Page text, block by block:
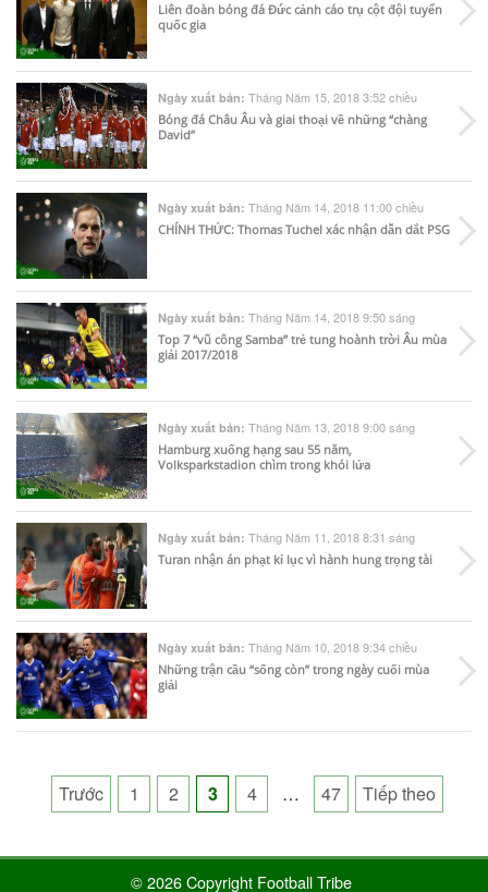
Liên đoàn bóng đá Đức cảnh cáo trụ cột đội tuyển
quốc gia
Ngày xuất bản: Tháng Năm 15, 2018 3:52 chiều
Bóng đá Châu Âu và giai thoại về những “chàng
David”
Ngày xuất bản: Tháng Năm 14, 2018 11:00 chiều
CHÍNH THỨC: Thomas Tuchel xác nhận dẫn dắt PSG
Ngày xuất bản: Tháng Năm 14, 2018 9:50 sáng
Top 7 “vũ công Samba” trẻ tung hoành trời Âu mùa
giải 2017/2018
Ngày xuất bản: Tháng Năm 13, 2018 9:00 sáng
Hamburg xuống hạng sau 55 năm,
Volksparkstadion chìm trong khói lửa
Ngày xuất bản: Tháng Năm 11, 2018 8:31 sáng
Turan nhận án phạt kỉ lục vì hành hung trọng tài
Ngày xuất bản: Tháng Năm 10, 2018 9:34 chiều
Những trận cầu “sống còn” trong ngày cuối mùa
giải
Posts
pagination
Trước 1 2 3 4 … 47 Tiếp theo
© 2026 Copyright Football Tribe